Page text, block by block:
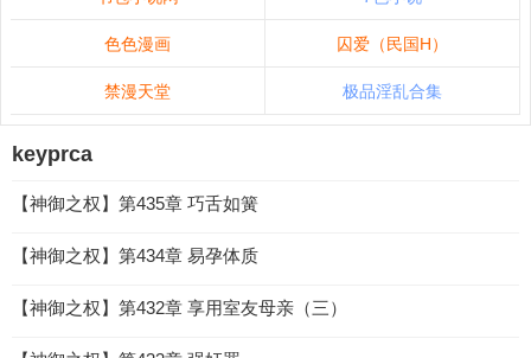
色色漫画 囚爱（民国H）
禁漫天堂 极品淫乱合集
keyprca
【神御之权】第435章 巧舌如簧
【神御之权】第434章 易孕体质
【神御之权】第432章 享用室友母亲（三）